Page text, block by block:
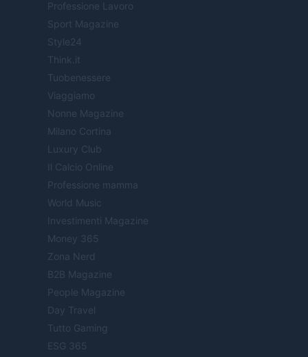
Professione Lavoro
Sport Magazine
Style24
Think.it
Tuobenessere
Viaggiamo
Nonne Magazine
Milano Cortina
Luxury Club
Il Calcio Online
Professione mamma
World Music
Investimenti Magazine
Money 365
Zona Nerd
B2B Magazine
People Magazine
Day Travel
Tutto Gaming
ESG 365